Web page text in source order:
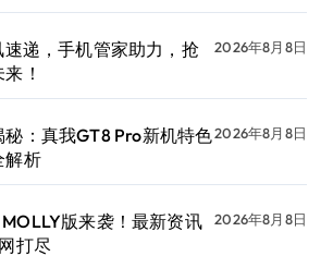
递，手机管家助力，抢
！
2026年8月8日
：真我GT8 Pro新机特色
解析
2026年8月8日
版来袭！最新资讯
打尽
2026年8月8日